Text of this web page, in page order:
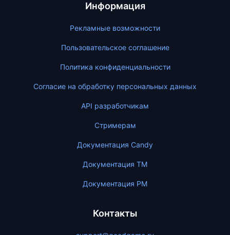
Информация
Рекламные возможности
Пользовательское соглашение
Политика конфиденциальности
Согласие на обработку персональных данных
API разработчикам
Стримерам
Документация Candy
Документация ТМ
Документация PM
Контакты